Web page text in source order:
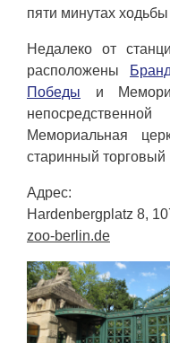
пяти минутах
Недалеко от
расположены
Победы и
Мемориальная
старинный торговый
Адрес:
Hardenbergplatz 8,
zoo-berlin.de